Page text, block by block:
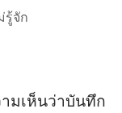
รู้​จัก
ม​เห็น​ว่า​บันทึก​